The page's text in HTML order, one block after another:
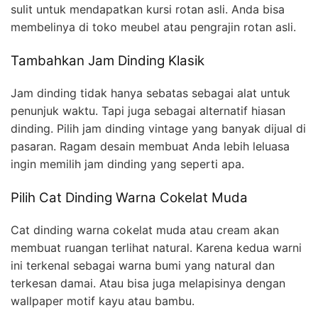
sulit untuk mendapatkan kursi rotan asli. Anda bisa
membelinya di toko meubel atau pengrajin rotan asli.
Tambahkan Jam Dinding Klasik
Jam dinding tidak hanya sebatas sebagai alat untuk
penunjuk waktu. Tapi juga sebagai alternatif hiasan
dinding. Pilih jam dinding vintage yang banyak dijual di
pasaran. Ragam desain membuat Anda lebih leluasa
ingin memilih jam dinding yang seperti apa.
Pilih Cat Dinding Warna Cokelat Muda
Cat dinding warna cokelat muda atau cream akan
membuat ruangan terlihat natural. Karena kedua warni
ini terkenal sebagai warna bumi yang natural dan
terkesan damai. Atau bisa juga melapisinya dengan
wallpaper motif kayu atau bambu.